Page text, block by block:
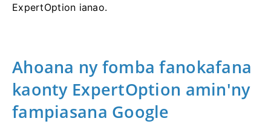
ExpertOption ianao.
Ahoana ny fomba fanokafana
kaonty ExpertOption amin'ny
fampiasana Google